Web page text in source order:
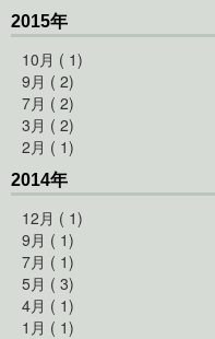
2015年
10月 ( 1)
9月 ( 2)
7月 ( 2)
3月 ( 2)
2月 ( 1)
2014年
12月 ( 1)
9月 ( 1)
7月 ( 1)
5月 ( 3)
4月 ( 1)
1月 ( 1)